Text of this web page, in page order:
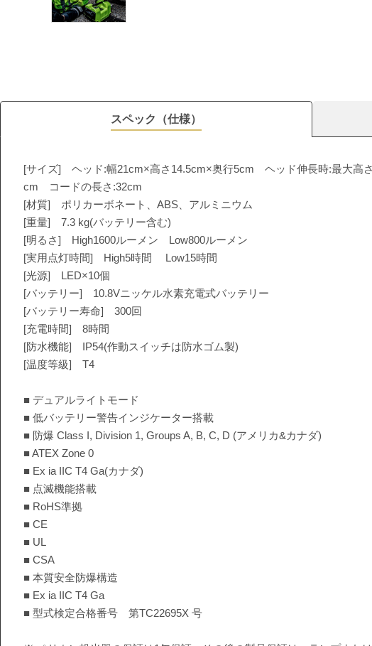
スペック（仕様）
[サイズ] ヘッド:幅21cm×高さ14.5cm×奥行5cm ヘッド伸長時:最大高
cm コードの長さ:32cm
[材質] ポリカーボネート、ABS、アルミニウム
[重量] 7.3 kg(バッテリー含む)
[明るさ] High1600ルーメン Low800ルーメン
[実用点灯時間] High5時間 Low15時間
[光源] LED×10個
[バッテリー] 10.8Vニッケル水素充電式バッテリー
[バッテリー寿命] 300回
[充電時間] 8時間
[防水機能] IP54(作動スイッチは防水ゴム製)
[温度等級] T4
■ デュアルライトモード
■ 低バッテリー警告インジケーター搭載
■ 防爆 Class I, Division 1, Groups A, B, C, D (アメリカ&カナダ)
■ ATEX Zone 0
■ Ex ia IIC T4 Ga(カナダ)
■ 点滅機能搭載
■ RoHS準拠
■ CE
■ UL
■ CSA
■ 本質安全防爆構造
■ Ex ia IIC T4 Ga
■ 型式検定合格番号 第TC22695X 号